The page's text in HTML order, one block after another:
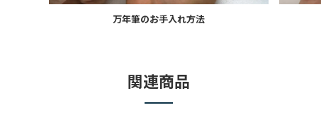
万年筆のお手入れ方法
関連商品